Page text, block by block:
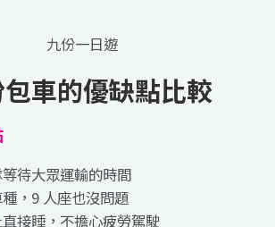
車的優缺點比較
待大眾運輸的時間
，9 人座也沒問題
接睡，不擔心疲勞駕駛